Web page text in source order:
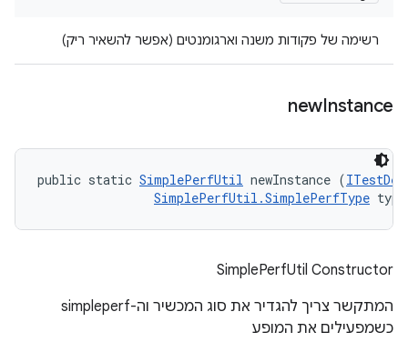
רשימה של פקודות משנה וארגומנטים (אפשר להשאיר ריק)
newInstance
public static SimplePerfUtil newInstance (
SimplePerfUtil.SimplePerfType
SimplePerfUtil Constructor
המתקשר צריך להגדיר את סוג המכשיר וה-simpleperf
כשמפעילים את המופע